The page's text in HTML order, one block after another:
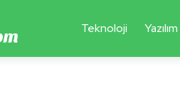
Teknoloji Yazılım